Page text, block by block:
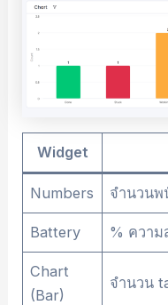
Widget
Numbers จำนวนพ
Battery % ความ
Chart
(Bar)
จำนวน